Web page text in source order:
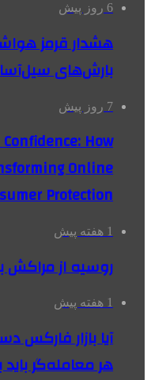
6 روز پیش
بارش‌های سیل‌آسا در ۳
7 روز پیش
How
Online
Protection
1 هفته پیش
روسیه از مراکش
1 هفته پیش
آیا بازار
هر معامله‌گر باید